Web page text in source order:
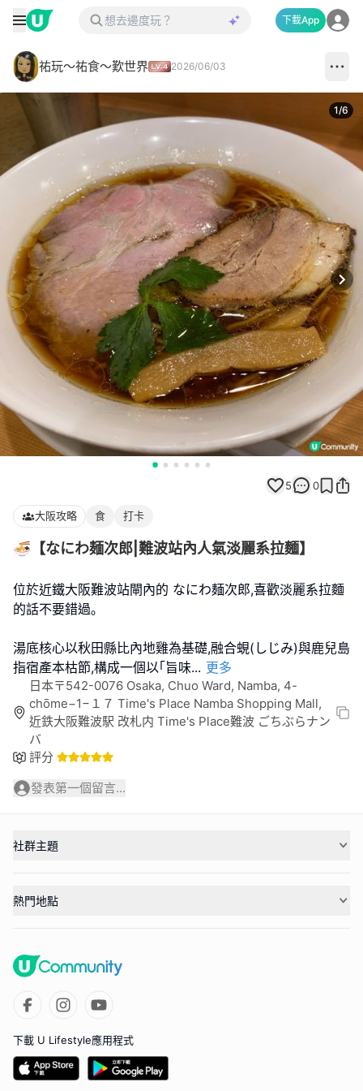
下載App
祐玩～祐食～歎世界 2026/06/03
1/6
5 0
大阪攻略 食 打卡
🍜【なにわ麺次郎|難波站內人氣淡麗系拉麵】
位於近鐵大阪難波站閘內的 なにわ麺次郎,喜歡淡麗系拉麵
的話不要錯過｡
湯底核心以秋田縣比內地雞為基礎,融合蜆(しじみ)與鹿兒島
指宿產本枯節,構成一個以｢旨味... 更多
日本〒542-0076 Osaka, Chuo Ward, Namba, 4-
chōme−1−１７ Time's Place Namba Shopping Mall,
近鉄大阪難波駅 改札内 Time's Place難波 ごちぶらナン
バ
評分
發表第一個留言...
社群主題
熱門地點
下載 U Lifestyle應用程式